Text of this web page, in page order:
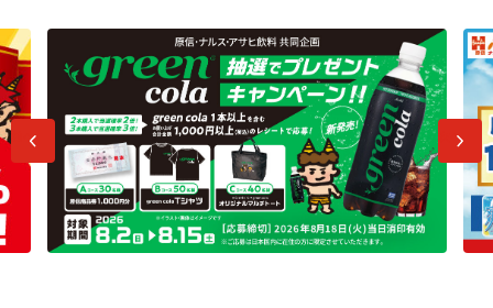
前へ 次へ